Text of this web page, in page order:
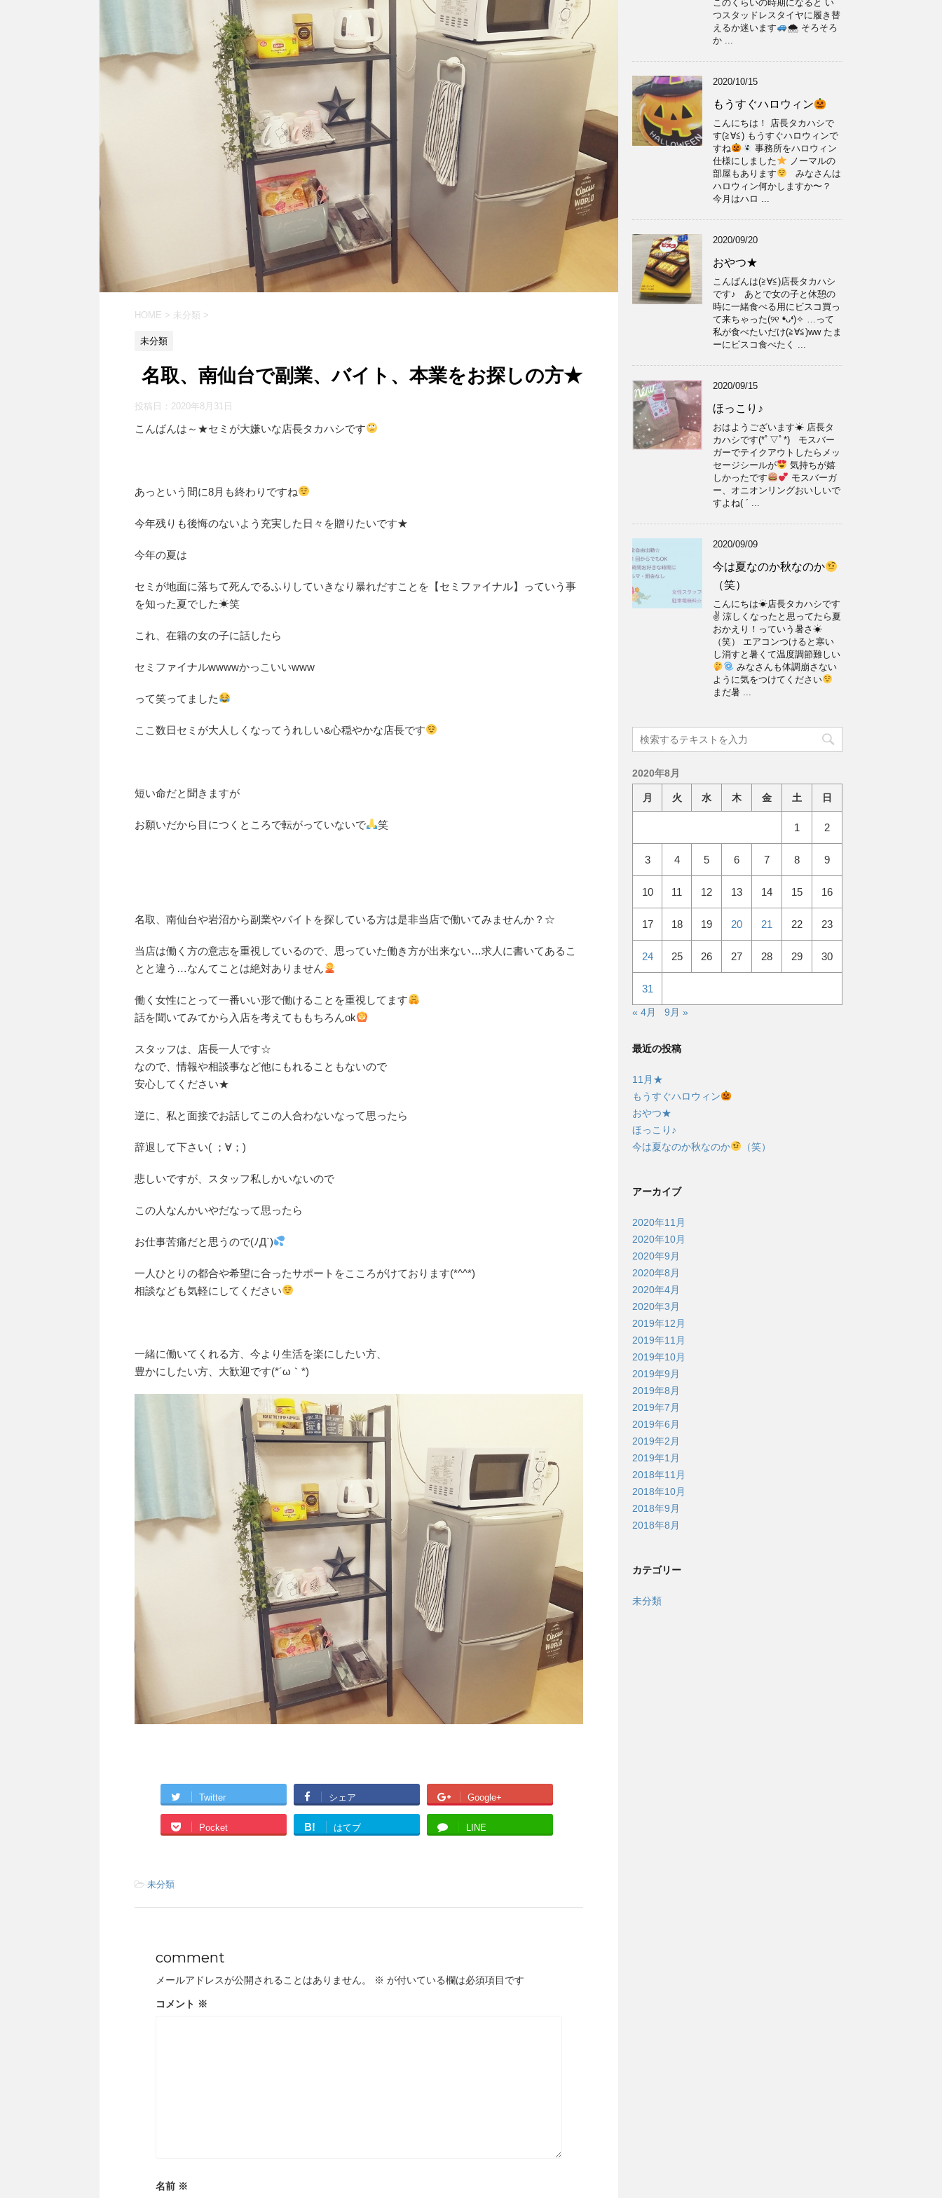
HOME > 未分類 >
未分類
名取、南仙台で副業、バイト、本業をお探しの方★
投稿日： 2020年8月31日
こんばんは～★セミが大嫌いな店長タカハシです
あっという間に8月も終わりですね
今年残りも後悔のないよう充実した日々を贈りたいです★
今年の夏は
セミが地面に落ちて死んでるふりしていきなり暴れだすことを【セミファイナル】っていう事
を知った夏でした☀笑
これ、在籍の女の子に話したら
セミファイナルwwwwかっこいいwww
って笑ってました
ここ数日セミが大人しくなってうれしい&心穏やかな店長です
短い命だと聞きますが
お願いだから目につくところで転がっていないで 笑
名取、南仙台や岩沼から副業やバイトを探している方は是非当店で働いてみませんか？☆
当店は働く方の意志を重視しているので、思っていた働き方が出来ない…求人に書いてあるこ
とと違う…なんてことは絶対ありません
働く女性にとって一番いい形で働けることを重視してます
話を聞いてみてから入店を考えてももちろんok
スタッフは、店長一人です☆
なので、情報や相談事など他にもれることもないので
安心してください★
逆に、私と面接でお話してこの人合わないなって思ったら
辞退して下さい( ；∀；)
悲しいですが、スタッフ私しかいないので
この人なんかいやだなって思ったら
お仕事苦痛だと思うので(ﾉД`)
一人ひとりの都合や希望に合ったサポートをこころがけております(*^^*)
相談なども気軽にしてください
一緒に働いてくれる方、今より生活を楽にしたい方、
豊かにしたい方、大歓迎です(*´ω｀*)
Twitter シェア Google+
Pocket B! はてブ LINE
-未分類
comment
メールアドレスが公開されることはありません。 ※ が付いている欄は必須項目です
コメント ※
名前 ※
このくらいの時期になると い
つスタッドレスタイヤに履き替
えるか迷います
🌨 そろそろ
か ...
2020/10/15
もうすぐハロウィン
こんにちは！ 店長タカハシで
す(≧∀≦) もうすぐハロウィンで
すね
事務所をハロウィン
仕様にしました
ノーマルの
部屋もあります
みなさんは
ハロウィン何かしますか〜？
今月はハロ ...
2020/09/20
おやつ★
こんばんは(≧∀≦)店長タカハシ
です♪ あとで女の子と休憩の
時に一緒食べる用にビスコ買っ
て来ちゃった(୨୧ ❛︎ᴗ❛︎)✧︎ …って
私が食べたいだけ(≧∀≦)ww たま
ーにビスコ食べたく ...
2020/09/15
ほっこり♪
おはようございます☀ 店長タ
カハシです(*ﾟ▽ﾟ*) モスバー
ガーでテイクアウトしたらメッ
セージシールが
気持ちが嬉
しかったです
モスバーガ
ー、オニオンリングおいしいで
すよね( ´ ...
2020/09/09
今は夏なのか秋なのか
（笑）
こんにちは☀店長タカハシです
✌ 涼しくなったと思ってたら夏
おかえり！っていう暑さ☀
（笑） エアコンつけると寒い
し消すと暑くて温度調節難しい
みなさんも体調崩さない
ように気をつけてください
まだ暑 ...
2020年8月
月 火 水 木 金 土 日
1 2
3 4 5 6 7 8 9
10 11 12 13 14 15 16
17 18 19 20 21 22 23
24 25 26 27 28 29 30
31
« 4月 9月 »
最近の投稿
11月★
もうすぐハロウィン
おやつ★
ほっこり♪
今は夏なのか秋なのか
（笑）
アーカイブ
2020年11月
2020年10月
2020年9月
2020年8月
2020年4月
2020年3月
2019年12月
2019年11月
2019年10月
2019年9月
2019年8月
2019年7月
2019年6月
2019年2月
2019年1月
2018年11月
2018年10月
2018年9月
2018年8月
カテゴリー
未分類